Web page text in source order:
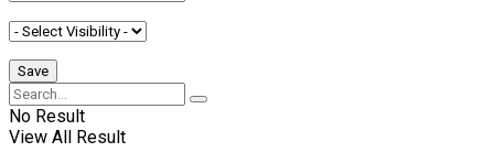
No Result
View All Result